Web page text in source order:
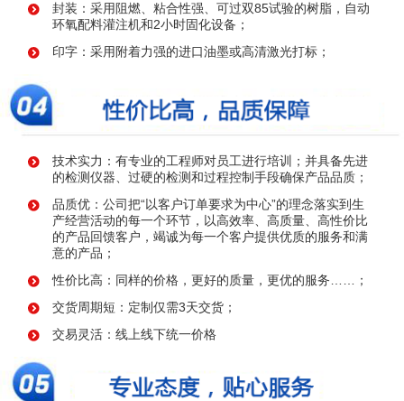
封装：采用阻燃、粘合性强、可过双85试验的树脂，自动
环氧配料灌注机和2小时固化设备；
印字：采用附着力强的进口油墨或高清激光打标；
技术实力：有专业的工程师对员工进行培训；并具备先进
的检测仪器、过硬的检测和过程控制手段确保产品品质；
品质优：公司把“以客户订单要求为中心”的理念落实到生
产经营活动的每一个环节，以高效率、高质量、高性价比
的产品回馈客户，竭诚为每一个客户提供优质的服务和满
意的产品；
性价比高：同样的价格，更好的质量，更优的服务……；
交货周期短：定制仅需3天交货；
交易灵活：线上线下统一价格